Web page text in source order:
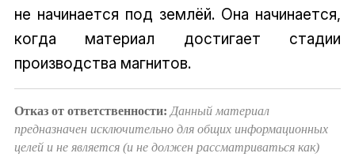
не начинается под землёй. Она начинается,
когда материал достигает стадии
производства магнитов.
Отказ от ответственности: Данный материал
предназначен исключительно для общих информационных
целей и не является (и не должен рассматриваться как)